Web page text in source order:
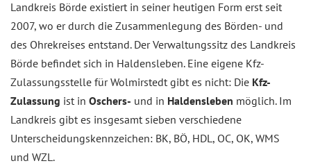
Landkreis Börde existiert in seiner heutigen Form erst seit
2007, wo er durch die Zusammenlegung des Börden- und
des Ohrekreises entstand. Der Verwaltungssitz des Landkreis
Börde befindet sich in Haldensleben. Eine eigene Kfz-
Zulassungsstelle für Wolmirstedt gibt es nicht: Die Kfz-
Zulassung ist in Oschers- und in Haldensleben möglich. Im
Landkreis gibt es insgesamt sieben verschiedene
Unterscheidungskennzeichen: BK, BÖ, HDL, OC, OK, WMS
und WZL.